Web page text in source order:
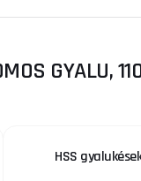
GYALU,
HSS